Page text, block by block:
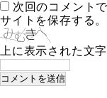
次回のコメント
サイトを保存する。
上に表示された文